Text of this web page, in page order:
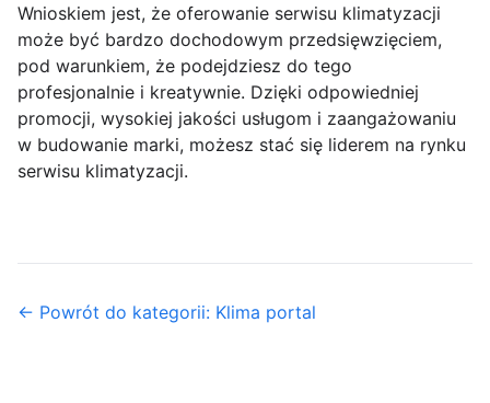
Wnioskiem jest, że oferowanie serwisu klimatyzacji
może być bardzo dochodowym przedsięwzięciem,
pod warunkiem, że podejdziesz do tego
profesjonalnie i kreatywnie. Dzięki odpowiedniej
promocji, wysokiej jakości usługom i zaangażowaniu
w budowanie marki, możesz stać się liderem na rynku
serwisu klimatyzacji.
← Powrót do kategorii: Klima portal